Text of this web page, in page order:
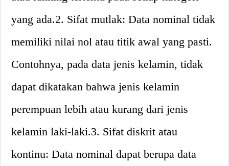
yang ada.2. Sifat mutlak: Data nominal tidak
memiliki nilai nol atau titik awal yang pasti.
Contohnya, pada data jenis kelamin, tidak
dapat dikatakan bahwa jenis kelamin
perempuan lebih atau kurang dari jenis
kelamin laki-laki.3. Sifat diskrit atau
kontinu: Data nominal dapat berupa data